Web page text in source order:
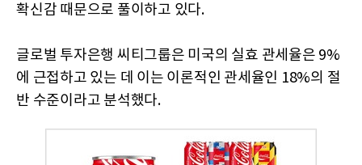
확신감 때문으로 풀이하고 있다.
글로벌 투자은행 씨티그룹은 미국의 실효 관세율은 9%
에 근접하고 있는 데 이는 이론적인 관세율인 18%의 절
반 수준이라고 분석했다.